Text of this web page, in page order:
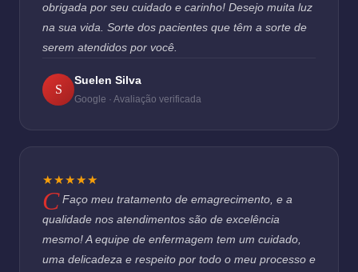
obrigada por seu cuidado e carinho! Desejo muita luz
na sua vida. Sorte dos pacientes que têm a sorte de
serem atendidos por você.
S
Suelen Silva
Google · Avaliação verificada
★★★★★
Faço meu tratamento de emagrecimento, e a
qualidade nos atendimentos são de excelência
mesmo! A equipe de enfermagem tem um cuidado,
uma delicadeza e respeito por todo o meu processo e